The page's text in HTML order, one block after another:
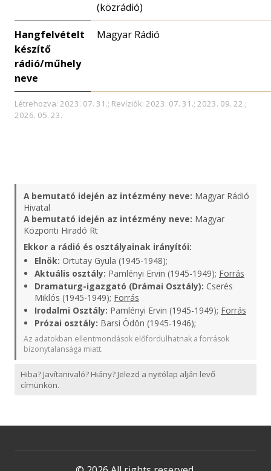
(közrádió)
Hangfelvételt
készítő
rádió/műhely
neve
Magyar Rádió
Létrehozva: 2023. 07. 31.; Revíziók: 2023. 07. 31.; 2023. 09. 22.;
2026. 05. 23.
A bemutató idején az intézmény neve: Magyar Rádió
Hivatal
A bemutató idején az intézmény neve: Magyar
Központi Hiradó Rt
Ekkor a rádió és osztályainak irányítói:
Elnök: Ortutay Gyula (1945-1948);
Aktuális osztály: Pamlényi Ervin (1945-1949); Forrás
Dramaturg-igazgató (Drámai Osztály): Cserés
Miklós (1945-1949); Forrás
Irodalmi Osztály: Pamlényi Ervin (1945-1949); Forrás
Prózai osztály: Barsi Ödön (1945-1946);
Az adatokban ellentmondások előfordulhatnak a források
bizonytalansága miatt.
Hiba? Javítanivaló? Hiány? Jelezd a nyitólap alján levő
címünkön.